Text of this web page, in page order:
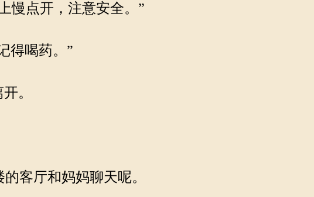
慢点开，注意安全。”
得喝药。”
。
客厅和妈妈聊天呢。